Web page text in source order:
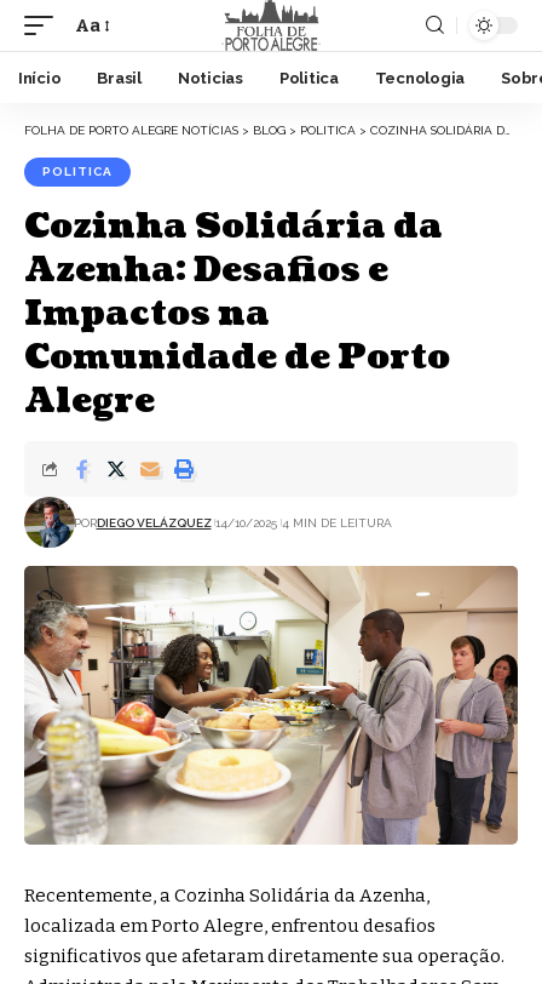
Aa
Início Brasil Noticias Politica Tecnologia
FOLHA DE PORTO ALEGRE NOTÍCIAS > BLOG > POLITICA > COZINHA SOLIDÁRIA DA AZENHA: DESAFIOS E IMPACTOS NA COMUNIDADE DE PORTO ALEGRE
POLITICA
Cozinha Solidária da
Azenha: Desafios e
Impactos na
Comunidade de Porto
Alegre
PORDIEGO VELÁZQUEZ 14/10/2025 4 MIN DE LEITURA
Recentemente, a Cozinha Solidária da Azenha,
localizada em Porto Alegre, enfrentou desafios
significativos que afetaram diretamente sua operação.